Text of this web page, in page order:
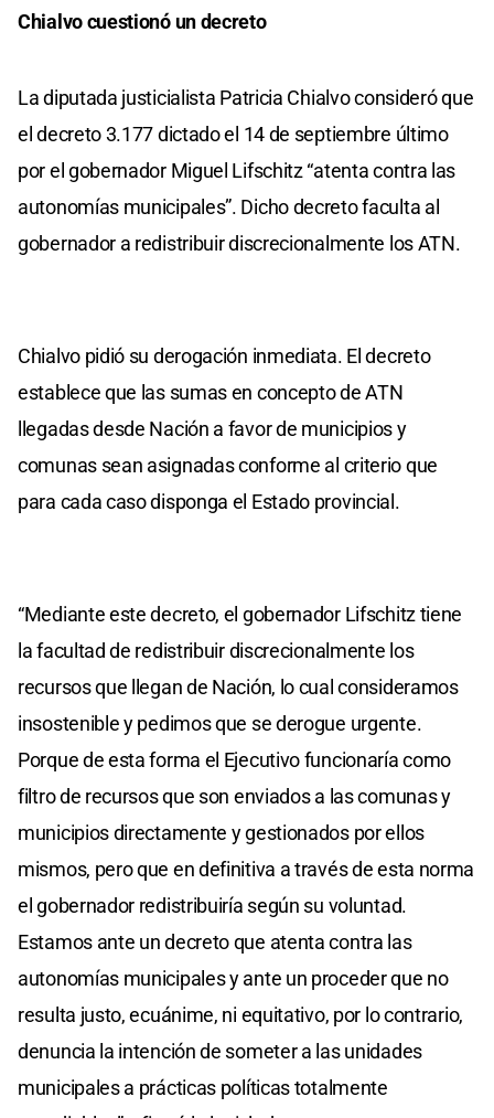
Chialvo cuestionó un decreto
La diputada justicialista Patricia Chialvo consideró que
el decreto 3.177 dictado el 14 de septiembre último
por el gobernador Miguel Lifschitz “atenta contra las
autonomías municipales”. Dicho decreto faculta al
gobernador a redistribuir discrecionalmente los ATN.
Chialvo pidió su derogación inmediata. El decreto
establece que las sumas en concepto de ATN
llegadas desde Nación a favor de municipios y
comunas sean asignadas conforme al criterio que
para cada caso disponga el Estado provincial.
“Mediante este decreto, el gobernador Lifschitz tiene
la facultad de redistribuir discrecionalmente los
recursos que llegan de Nación, lo cual consideramos
insostenible y pedimos que se derogue urgente.
Porque de esta forma el Ejecutivo funcionaría como
filtro de recursos que son enviados a las comunas y
municipios directamente y gestionados por ellos
mismos, pero que en definitiva a través de esta norma
el gobernador redistribuiría según su voluntad.
Estamos ante un decreto que atenta contra las
autonomías municipales y ante un proceder que no
resulta justo, ecuánime, ni equitativo, por lo contrario,
denuncia la intención de someter a las unidades
municipales a prácticas políticas totalmente